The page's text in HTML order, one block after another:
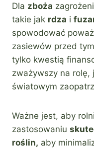
Dla zboża
takie jak rdza i
spowodować
zasiewów przed
tylko kwestią
zważywszy na rolę,
światowym
Ważne jest, aby
zastosowaniu
roślin, aby